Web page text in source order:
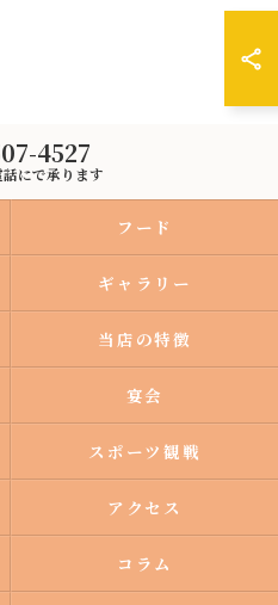
4527
にで承ります
フード
ギャラリー
当店の特徴
宴会
スポーツ観戦
アクセス
コラム